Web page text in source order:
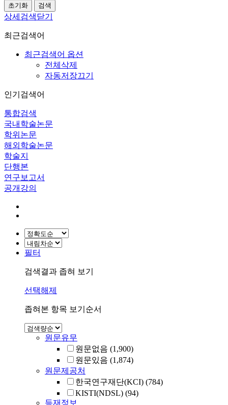
상세검색닫기
최근검색어
최근검색어 옵션
전체삭제
자동저장끄기
인기검색어
통합검색
국내학술논문
학위논문
해외학술논문
학술지
단행본
연구보고서
공개강의
필터
검색결과 좁혀 보기
선택해제
좁혀본 항목 보기순서
원문유무
원문없음 (1,900)
원문있음 (1,874)
원문제공처
한국연구재단(KCI) (784)
KISTI(NDSL) (94)
등재정보